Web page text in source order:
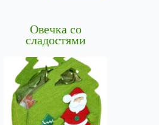
Овечка со
сладостями